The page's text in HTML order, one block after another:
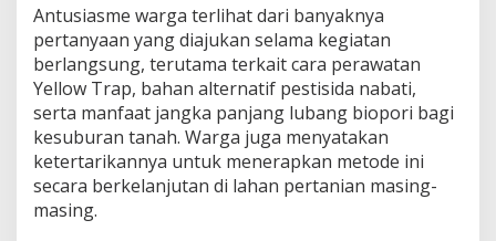
Antusiasme warga terlihat dari banyaknya
pertanyaan yang diajukan selama kegiatan
berlangsung, terutama terkait cara perawatan
Yellow Trap, bahan alternatif pestisida nabati,
serta manfaat jangka panjang lubang biopori bagi
kesuburan tanah. Warga juga menyatakan
ketertarikannya untuk menerapkan metode ini
secara berkelanjutan di lahan pertanian masing-
masing.